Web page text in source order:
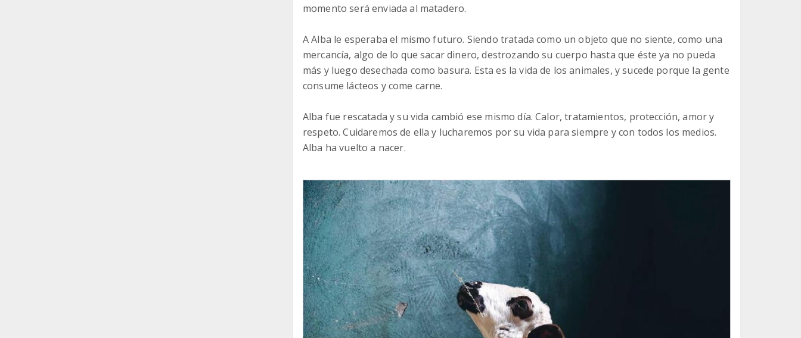
momento será enviada al matadero.
A Alba le esperaba el mismo futuro. Siendo tratada como un objeto que no siente, como una
mercancía, algo de lo que sacar dinero, destrozando su cuerpo hasta que éste ya no pueda
más y luego desechada como basura. Esta es la vida de los animales, y sucede porque la gente
consume lácteos y come carne.
Alba fue rescatada y su vida cambió ese mismo día. Calor, tratamientos, protección, amor y
respeto. Cuidaremos de ella y lucharemos por su vida para siempre y con todos los medios.
Alba ha vuelto a nacer.